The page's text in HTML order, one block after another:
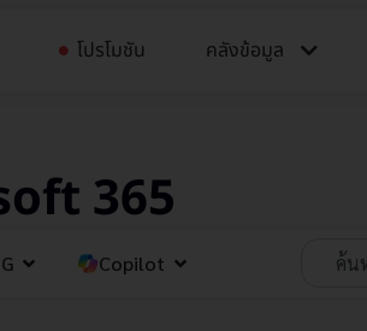
โปรโมชัน คลังข้อมูล​​
365
Copilot